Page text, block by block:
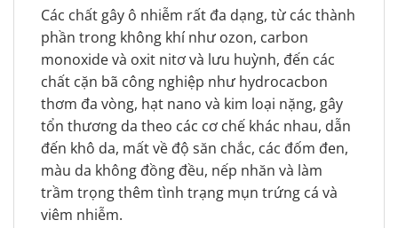
Các chất gây ô nhiễm rất đa dạng, từ các thành
phần trong không khí như ozon, carbon
monoxide và oxit nitơ và lưu huỳnh, đến các
chất cặn bã công nghiệp như hydrocacbon
thơm đa vòng, hạt nano và kim loại nặng, gây
tổn thương da theo các cơ chế khác nhau, dẫn
đến khô da, mất về độ săn chắc, các đốm đen,
màu da không đồng đều, nếp nhăn và làm
trầm trọng thêm tình trạng mụn trứng cá và
viêm nhiễm.